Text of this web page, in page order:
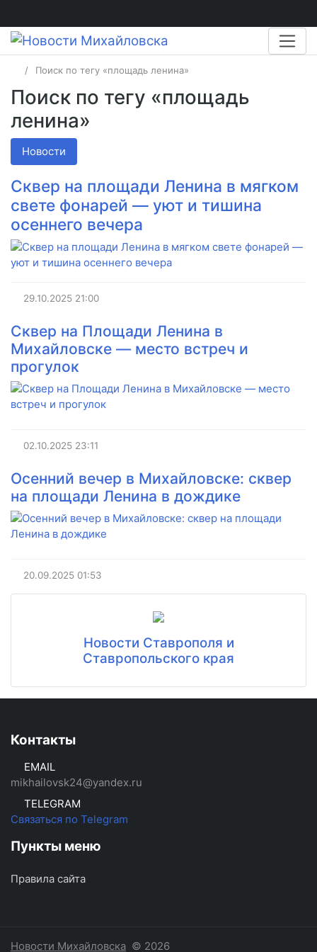
Поиск по тегу «площадь ленина»
Поиск по тегу «площадь
ленина»
Новости
Сквер на площади Ленина в мягком
свете фонарей — уют и тишина
осеннего вечера
29.10.2025 21:00
Сквер на Площади Ленина в
Михайловске — место встреч и
прогулок
02.10.2025 23:11
Осенний вечер в Михайловске: сквер
на площади Ленина в дождике
20.09.2025 01:53
Новости Ставрополя и
Ставропольского края
Контакты
EMAIL
mikhailovsk24@yandex.ru
TELEGRAM
Связаться по Telegram
Пункты меню
Правила сайта
Новости Михайловска © 2026